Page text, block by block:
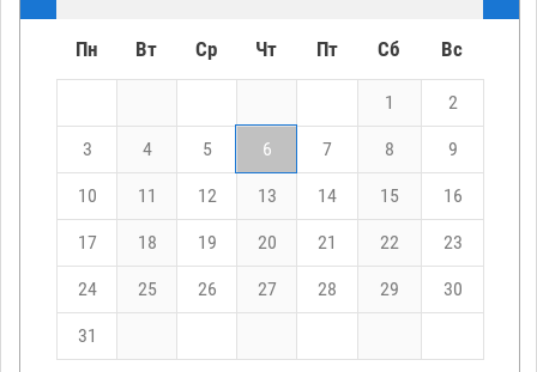
Пн Вт Ср Чт Пт Сб Вс
1 2
3 4 5 6 7 8 9
10 11 12 13 14 15 16
17 18 19 20 21 22 23
24 25 26 27 28 29 30
31